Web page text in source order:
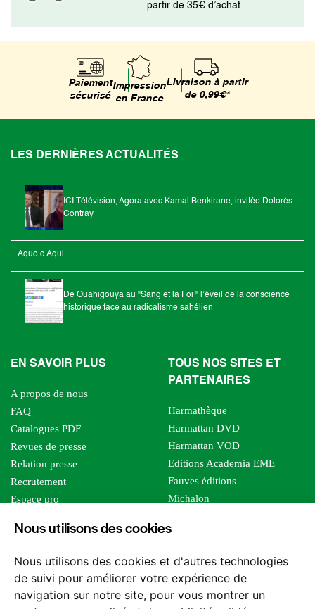
Nous utilisons des cookies
Nous utilisons des cookies et d'autres technologies
de suivi pour améliorer votre expérience de
navigation sur notre site, pour vous montrer un
partir de 35€ d’achat
Paiement
sécurisé
Impression
en France
Livraison à partir
de 0,99€*
LES DERNIÈRES ACTUALITÉS
ICI Télévision, Agora avec Kamal Benkirane, invitée Dolorès
Contray
Aquo d'Aqui
De Ouahigouya au "Sang et la Foi " l’éveil de la conscience
historique face au radicalisme sahélien
EN SAVOIR PLUS
A propos de nous
FAQ
Catalogues PDF
Revues de presse
Relation presse
Recrutement
Espace pro
Foreign rights
TOUS NOS SITES ET
PARTENAIRES
Harmathèque
Harmattan DVD
Harmattan VOD
Editions Academia EME
Fauves éditions
Michalon
Editions Sutton
Les impliqués
Tous les éditeurs